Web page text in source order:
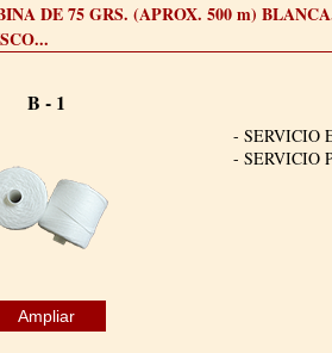
DE 75 GRS. (APROX. 500 m)
B - 1
Ampliar
- SERVICIO
- SERVICIO